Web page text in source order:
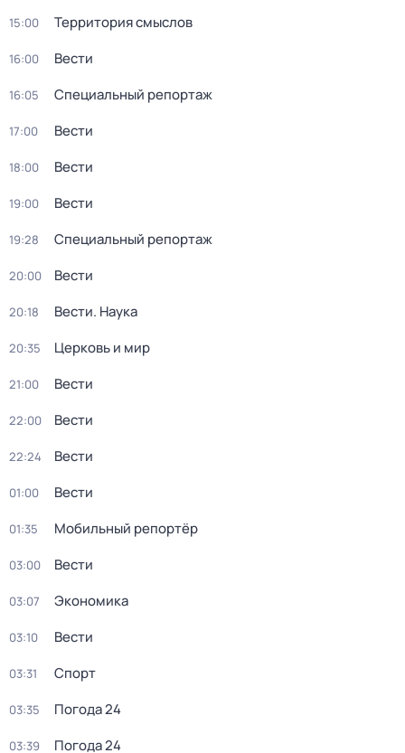
15:00 Территория смыслов
16:00 Вести
16:05 Специальный репортаж
17:00 Вести
18:00 Вести
19:00 Вести
19:28 Специальный репортаж
20:00 Вести
20:18 Вести. Наука
20:35 Церковь и мир
21:00 Вести
22:00 Вести
22:24 Вести
01:00 Вести
01:35 Мобильный репортёр
03:00 Вести
03:07 Экономика
03:10 Вести
03:31 Спорт
03:35 Погода 24
03:39 Погода 24